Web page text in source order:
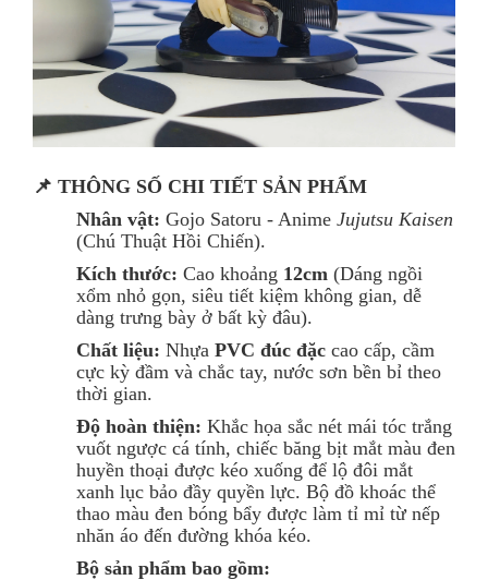
📌 THÔNG SỐ CHI TIẾT SẢN PHẨM
Nhân vật: Gojo Satoru - Anime Jujutsu Kaisen
(Chú Thuật Hồi Chiến).
Kích thước: Cao khoảng 12cm (Dáng ngồi
xổm nhỏ gọn, siêu tiết kiệm không gian, dễ
dàng trưng bày ở bất kỳ đâu).
Chất liệu: Nhựa PVC đúc đặc cao cấp, cầm
cực kỳ đầm và chắc tay, nước sơn bền bỉ theo
thời gian.
Độ hoàn thiện: Khắc họa sắc nét mái tóc trắng
vuốt ngược cá tính, chiếc băng bịt mắt màu đen
huyền thoại được kéo xuống để lộ đôi mắt
xanh lục bảo đầy quyền lực. Bộ đồ khoác thể
thao màu đen bóng bẩy được làm tỉ mỉ từ nếp
nhăn áo đến đường khóa kéo.
Bộ sản phẩm bao gồm: